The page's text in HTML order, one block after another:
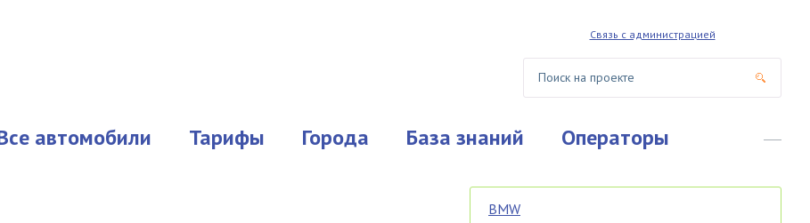
Связь с администрацией
автомобили Тарифы Города База знаний Операторы
BMW